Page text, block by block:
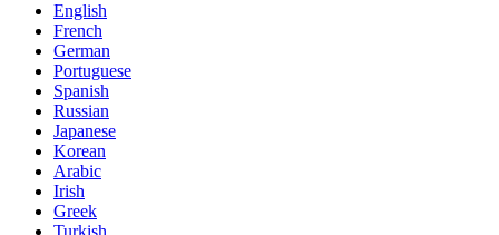
English
French
German
Portuguese
Spanish
Russian
Japanese
Korean
Arabic
Irish
Greek